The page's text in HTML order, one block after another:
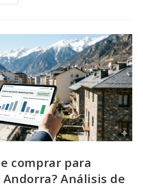
comprar para
Análisis de